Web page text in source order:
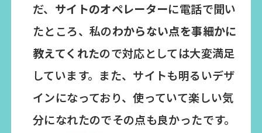
だ、 サイトのオペレーターに電話で聞い
たところ、私のわからない点を事細かに
教えてくれたので対応としては大変満足
しています。また、サイトも明るいデザ
インになっており、使っていて楽しい気
分になれたのでその点も良かったです。